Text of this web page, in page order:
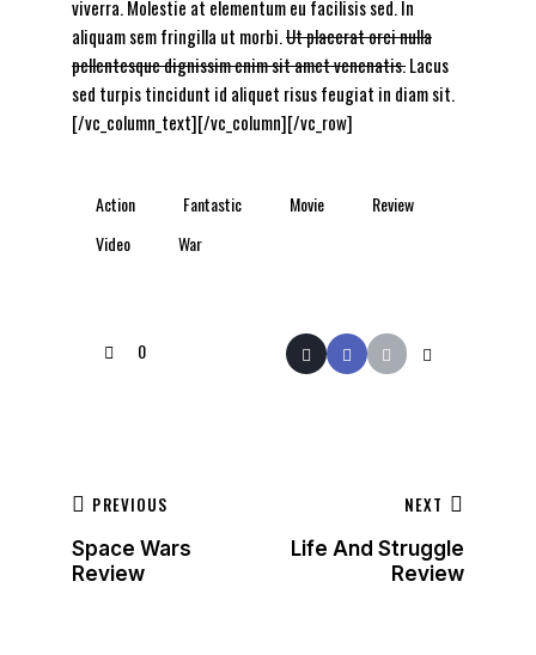
viverra. Molestie at elementum eu facilisis sed. In
aliquam sem fringilla ut morbi.Ut placerat orci nulla
pellentesque dignissim enim sit amet venenatis.Lacus
sed turpis tincidunt id aliquet risus feugiat in diam sit.
[/vc_column_text][/vc_column][/vc_row]
Action Fantastic Movie
Review
Video
War
0
PREVIOUS
Space Wars
Review
NEXT
Life And Struggle
Review